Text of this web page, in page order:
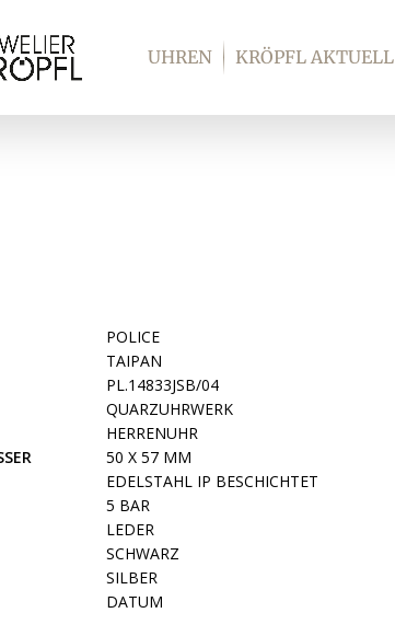
UHREN KRÖPFL AKTUELL
POLICE
TAIPAN
PL.14833JSB/04
QUARZUHRWERK
HERRENUHR
50 X 57 MM
EDELSTAHL IP BESCHICHTET
5 BAR
LEDER
SCHWARZ
SILBER
DATUM